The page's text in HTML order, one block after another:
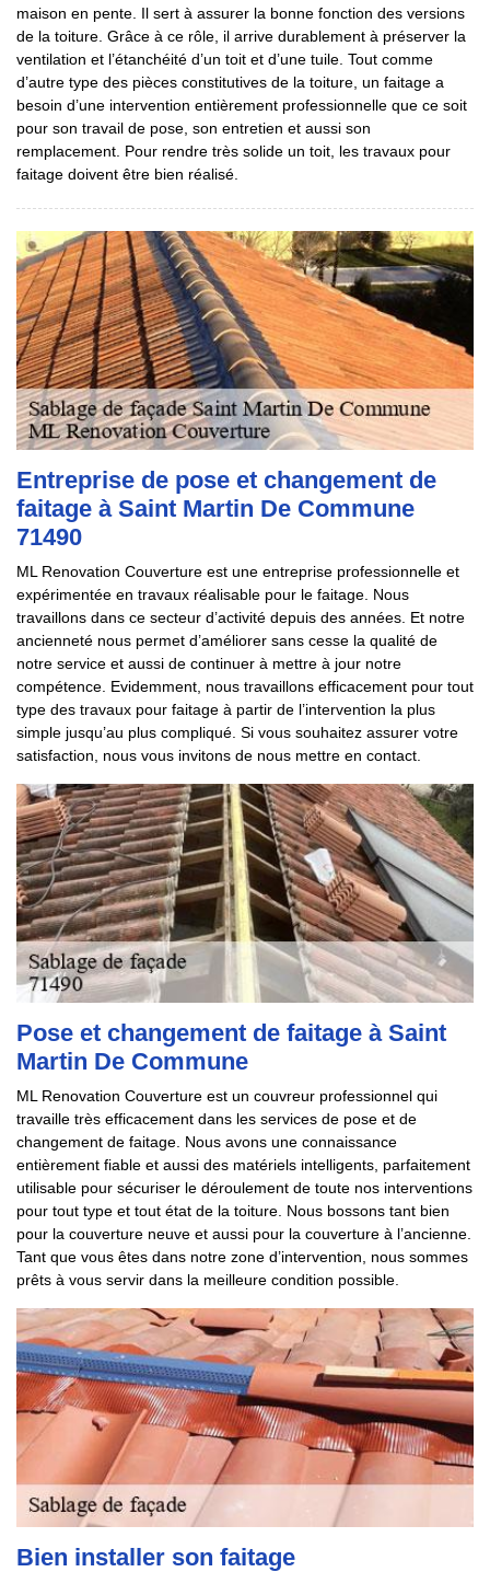
maison en pente. Il sert à assurer la bonne fonction des versions
de la toiture. Grâce à ce rôle, il arrive durablement à préserver la
ventilation et l’étanchéité d’un toit et d’une tuile. Tout comme
d’autre type des pièces constitutives de la toiture, un faitage a
besoin d’une intervention entièrement professionnelle que ce soit
pour son travail de pose, son entretien et aussi son
remplacement. Pour rendre très solide un toit, les travaux pour
faitage doivent être bien réalisé.
Entreprise de pose et changement de
faitage à Saint Martin De Commune
71490
ML Renovation Couverture est une entreprise professionnelle et
expérimentée en travaux réalisable pour le faitage. Nous
travaillons dans ce secteur d’activité depuis des années. Et notre
ancienneté nous permet d’améliorer sans cesse la qualité de
notre service et aussi de continuer à mettre à jour notre
compétence. Evidemment, nous travaillons efficacement pour tout
type des travaux pour faitage à partir de l’intervention la plus
simple jusqu’au plus compliqué. Si vous souhaitez assurer votre
satisfaction, nous vous invitons de nous mettre en contact.
Pose et changement de faitage à Saint
Martin De Commune
ML Renovation Couverture est un couvreur professionnel qui
travaille très efficacement dans les services de pose et de
changement de faitage. Nous avons une connaissance
entièrement fiable et aussi des matériels intelligents, parfaitement
utilisable pour sécuriser le déroulement de toute nos interventions
pour tout type et tout état de la toiture. Nous bossons tant bien
pour la couverture neuve et aussi pour la couverture à l’ancienne.
Tant que vous êtes dans notre zone d’intervention, nous sommes
prêts à vous servir dans la meilleure condition possible.
Bien installer son faitage